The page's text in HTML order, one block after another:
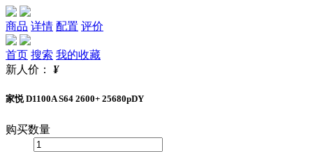
商品 详情 配置 评价
首页 搜索 我的收藏
新人价：
¥
家悦 D1100A S64 2600+ 25680pDY
购买数量